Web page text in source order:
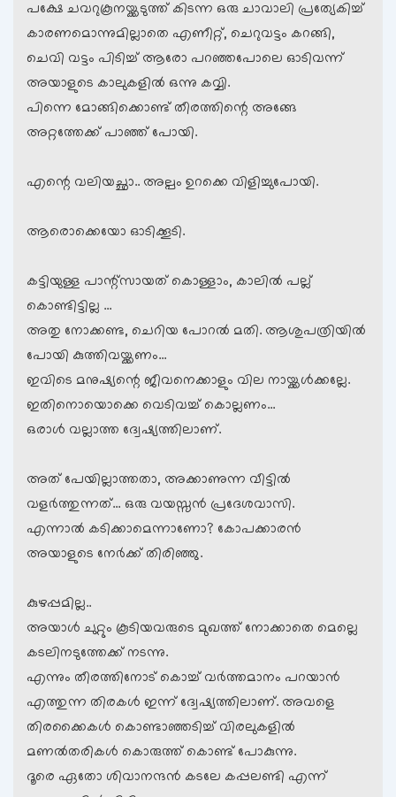
പക്ഷേ ചവറുകൂനയ്ക്കടുത്ത് കിടന്ന ഒരു ചാവാലി പ്രത്യേകിച്ച്
കാരണമൊന്നുമില്ലാതെ എണീറ്റ്, ചെറുവട്ടം കറങ്ങി,
ചെവി വട്ടം പിടിച്ച് ആരോ പറഞ്ഞപോലെ ഓടിവന്ന്
അയാളുടെ കാലുകളില്‍ ഒന്നു കവ്വി.
പിന്നെ മോങ്ങിക്കൊണ്ട് തീരത്തിന്റെ അങ്ങേ
അറ്റത്തേക്ക് പാഞ്ഞ് പോയി.
എന്റെ വലിയച്ഛാ.. അല്പം ഉറക്കെ വിളിച്ചുപോയി.
ആരൊക്കെയോ ഓടിക്കൂടി.
കട്ടിയുള്ള പാന്റ്സായത് കൊള്ളാം, കാലില്‍ പല്ല്
കൊണ്ടിട്ടില്ല …
അതു നോക്കണ്ട, ചെറിയ പോറല്‍ മതി. ആശുപത്രിയില്‍
പോയി കുത്തിവയ്ക്കണം…
ഇവിടെ മനുഷ്യന്റെ ജീവനെക്കാളും വില നായ്ക്കള്‍ക്കല്ലേ.
ഇതിനൊയൊക്കെ വെടിവച്ച് കൊല്ലണം…
ഒരാള്‍ വല്ലാത്ത ദ്വേഷ്യത്തിലാണ്.
അത് പേയില്ലാത്തതാ, അക്കാണുന്ന വീട്ടില്‍
വളര്‍ത്തുന്നത്… ഒരു വയസ്സന്‍ പ്രദേശവാസി.
എന്നാല്‍ കടിക്കാമെന്നാണോ? കോപക്കാരന്‍
അയാളുടെ നേര്‍ക്ക് തിരിഞ്ഞു.
കുഴപ്പമില്ല..
അയാള്‍ ചുറ്റും കൂടിയവരുടെ മുഖത്ത് നോക്കാതെ മെല്ലെ
കടലിനടുത്തേക്ക് നടന്നു.
എന്നും തീരത്തിനോട് കൊച്ച് വര്‍ത്തമാനം പറയാന്‍
എത്തുന്ന തിരകള്‍ ഇന്ന് ദ്വേഷ്യത്തിലാണ്. അവളെ
തിരക്കൈകള്‍ കൊണ്ടാഞ്ഞടിച്ച് വിരലുകളില്‍
മണല്‍തരികള്‍ കൊരുത്ത് കൊണ്ട് പോകുന്നു.
ദൂരെ ഏതോ ശിവാനന്ദന്‍ കടലേ കപ്പലണ്ടി എന്ന്